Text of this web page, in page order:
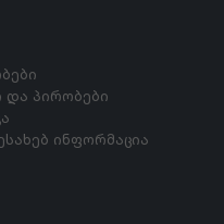
და პირობები
ინფორმაცია